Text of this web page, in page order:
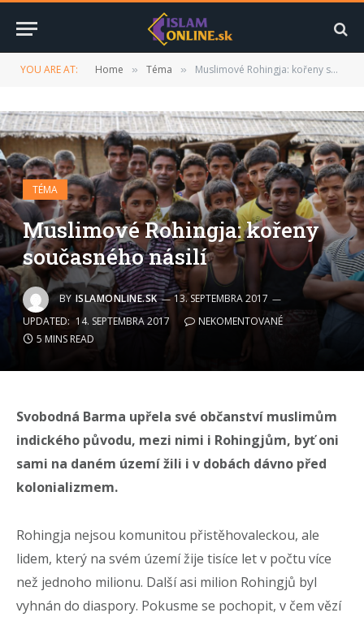
YOU ARE AT: Home » Téma » Muslimové Rohingja: kořeny současného násilí
TÉMA
Muslimové Rohingja: kořeny
současného násilí
BY ISLAMONLINE.SK
13. SEPTEMBRA 2017
UPDATED: 14. SEPTEMBRA 2017
NEKOMENTOVANÉ
5 MINS READ
Svobodná Barma upřela své občanství muslimům
indického původu, mezi nimi i Rohingjům, byť oni
sami na daném území žili i v dobách dávno před
kolonializmem.
Rohingja nejsou komunitou přistěhovaleckou, ale
lidem, který na svém území žije tisíce let v počtu více
než jednoho milionu. Další asi milion Rohingjů byl
vyhnán do diaspory. Pokusme se pochopit, v čem vězí